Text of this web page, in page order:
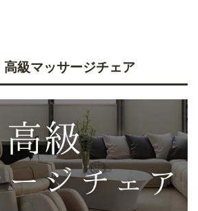
高級マッサージチェア